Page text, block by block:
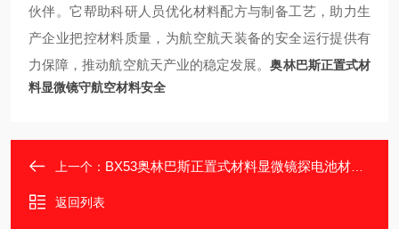
伙伴。它帮助科研人员优化材料配方与制备工艺，助力生
产企业把控材料质量，为航空航天装备的安全运行提供有
力保障，推动航空航天产业的稳定发展。奥林巴斯正置式材
料显微镜守航空材料安全
上一个： BX53奥林巴斯正置式材料显微镜探电池材料奥秘
返回列表